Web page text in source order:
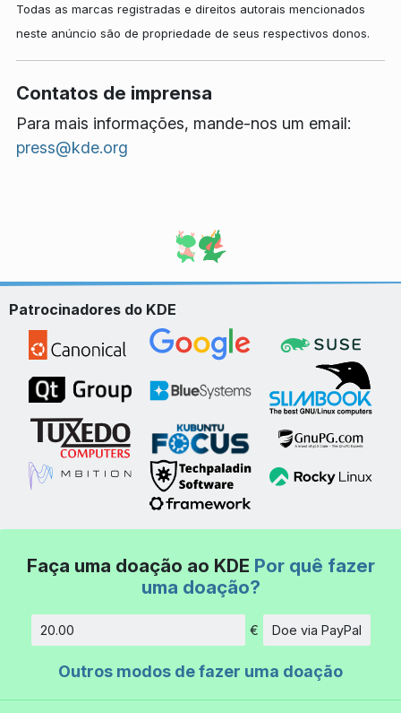
Todas as marcas registradas e direitos autorais mencionados
neste anúncio são de propriedade de seus respectivos donos.
Contatos de imprensa
Para mais informações, mande-nos um email:
press@kde.org
Patrocinadores do KDE
Faça uma doação ao KDE Por quê fazer
uma doação?
Quantidade
€ Doe via PayPal
Outros modos de fazer uma doação